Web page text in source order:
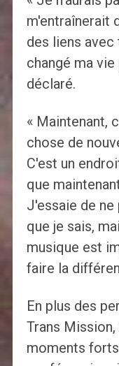
m'entraînerait
des liens
changé ma
déclaré.
« Maintenant,
chose de
C'est un
que
J'essaie de
que je sais,
musique est
faire la
En plus des
Trans
moments